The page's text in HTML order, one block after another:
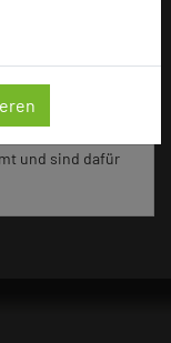
und sind dafür